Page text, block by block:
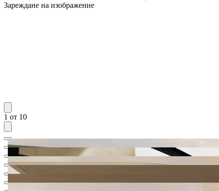
Зареждане на изображение
1 от 10